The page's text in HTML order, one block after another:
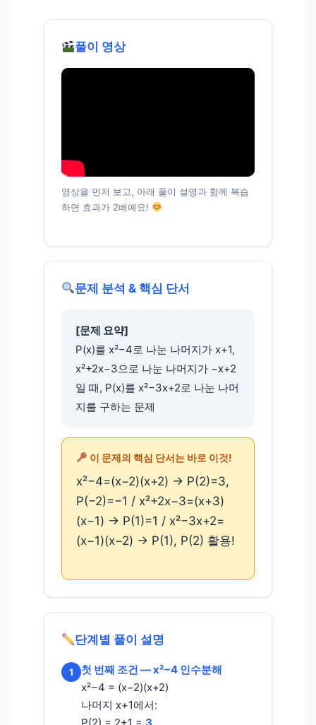
풀이 영상
영상을 먼저 보고, 아래 풀이 설명과 함께 복습
하면 효과가 2배예요!
문제 분석 & 핵심 단서
[문제 요약]
P(x)를 x²−4로 나눈 나머지가 x+1,
x²+2x−3으로 나눈 나머지가 −x+2
일 때, P(x)를 x²−3x+2로 나눈 나머
지를 구하는 문제
이 문제의 핵심 단서는 바로 이것!
x²−4=(x−2)(x+2) → P(2)=3,
P(−2)=−1 / x²+2x−3=(x+3)
(x−1) → P(1)=1 / x²−3x+2=
(x−1)(x−2) → P(1), P(2) 활용!
단계별 풀이 설명
1
첫 번째 조건 — x²−4 인수분해
x²−4 = (x−2)(x+2)
나머지 x+1에서: